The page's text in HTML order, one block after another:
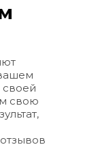
свою